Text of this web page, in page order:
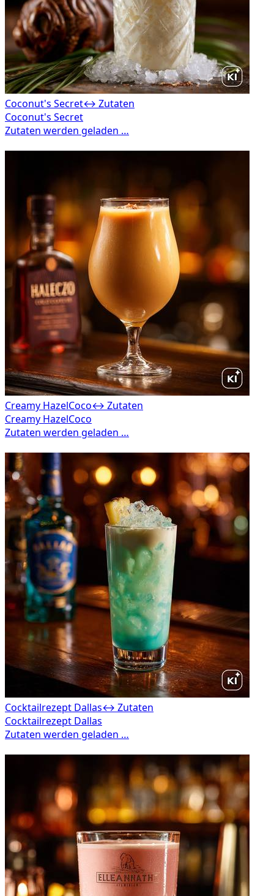
Coconut's Secret↔ Zutaten
Creamy HazelCoco↔ Zutaten
Cocktailrezept Dallas↔ Zutaten